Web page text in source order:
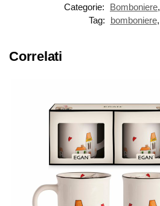
Categorie:
Bomboniere,
Tag:
bomboniere,
Correlati